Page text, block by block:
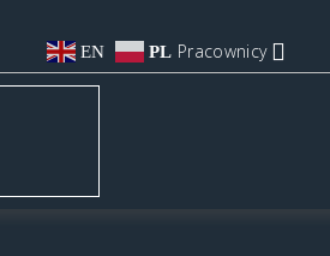
EN PL Pracownicy